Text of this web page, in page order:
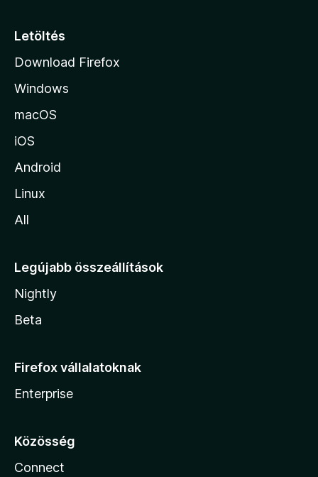
p
á
r
Letöltés
Download Firefox
Windows
macOS
iOS
Android
Linux
All
Legújabb összeállítások
Nightly
Beta
Firefox vállalatoknak
Enterprise
Közösség
Connect